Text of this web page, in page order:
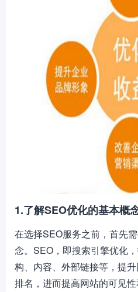
1.了解SEO优化的基本概
在选择SEO服务之前，首先
念。SEO，即搜索引擎优化
构、内容、外部链接等，提
排名，进而提高网站的可见